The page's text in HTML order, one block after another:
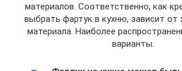
материалов. Соответственно, как
выбрать фартук в кухню, зависит от
материала. Наиболее
варианты.